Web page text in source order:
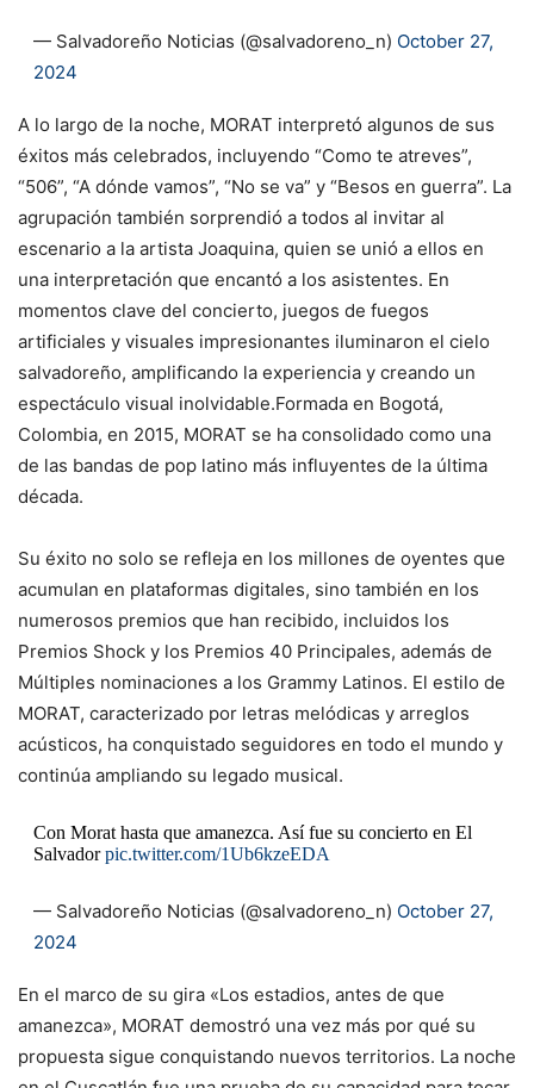
— Salvadoreño Noticias (@salvadoreno_n) October 27,
2024
A lo largo de la noche, MORAT interpretó algunos de sus
éxitos más celebrados, incluyendo “Como te atreves”,
“506”, “A dónde vamos”, “No se va” y “Besos en guerra”. La
agrupación también sorprendió a todos al invitar al
escenario a la artista Joaquina, quien se unió a ellos en
una interpretación que encantó a los asistentes. En
momentos clave del concierto, juegos de fuegos
artificiales y visuales impresionantes iluminaron el cielo
salvadoreño, amplificando la experiencia y creando un
espectáculo visual inolvidable.Formada en Bogotá,
Colombia, en 2015, MORAT se ha consolidado como una
de las bandas de pop latino más influyentes de la última
década.
Su éxito no solo se refleja en los millones de oyentes que
acumulan en plataformas digitales, sino también en los
numerosos premios que han recibido, incluidos los
Premios Shock y los Premios 40 Principales, además de
Múltiples nominaciones a los Grammy Latinos. El estilo de
MORAT, caracterizado por letras melódicas y arreglos
acústicos, ha conquistado seguidores en todo el mundo y
continúa ampliando su legado musical.
Con Morat hasta que amanezca. Así fue su concierto en El
Salvadorpic.twitter.com/1Ub6kzeEDA
— Salvadoreño Noticias (@salvadoreno_n) October 27,
2024
En el marco de su gira «Los estadios, antes de que
amanezca», MORAT demostró una vez más por qué su
propuesta sigue conquistando nuevos territorios. La noche